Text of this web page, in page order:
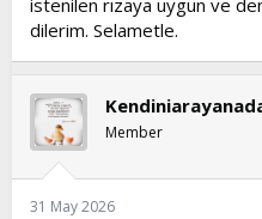
istenilen rızaya uygun ve
dilerim. Selametle.
Member
31 May 2026